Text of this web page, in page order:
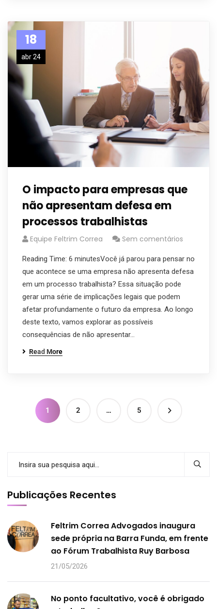
18
abr 24
O impacto para empresas que
não apresentam defesa em
processos trabalhistas
Equipe Feltrim Correa Sem comentários
Reading Time: 6 minutesVocê já parou para pensar no
que acontece se uma empresa não apresenta defesa
em um processo trabalhista? Essa situação pode
gerar uma série de implicações legais que podem
afetar profundamente o futuro da empresa. Ao longo
deste texto, vamos explorar as possíveis
consequências de não apresentar…
Read More
1 2 … 5
Publicações Recentes
Feltrim Correa Advogados inaugura
sede própria na Barra Funda, em frente
ao Fórum Trabalhista Ruy Barbosa
21/05/2026
No ponto facultativo, você é obrigado